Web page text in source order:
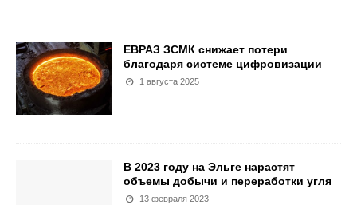
ЕВРАЗ ЗСМК снижает потери
благодаря системе цифровизации
1 августа 2025
В 2023 году на Эльге нарастят
объемы добычи и переработки угля
13 февраля 2023